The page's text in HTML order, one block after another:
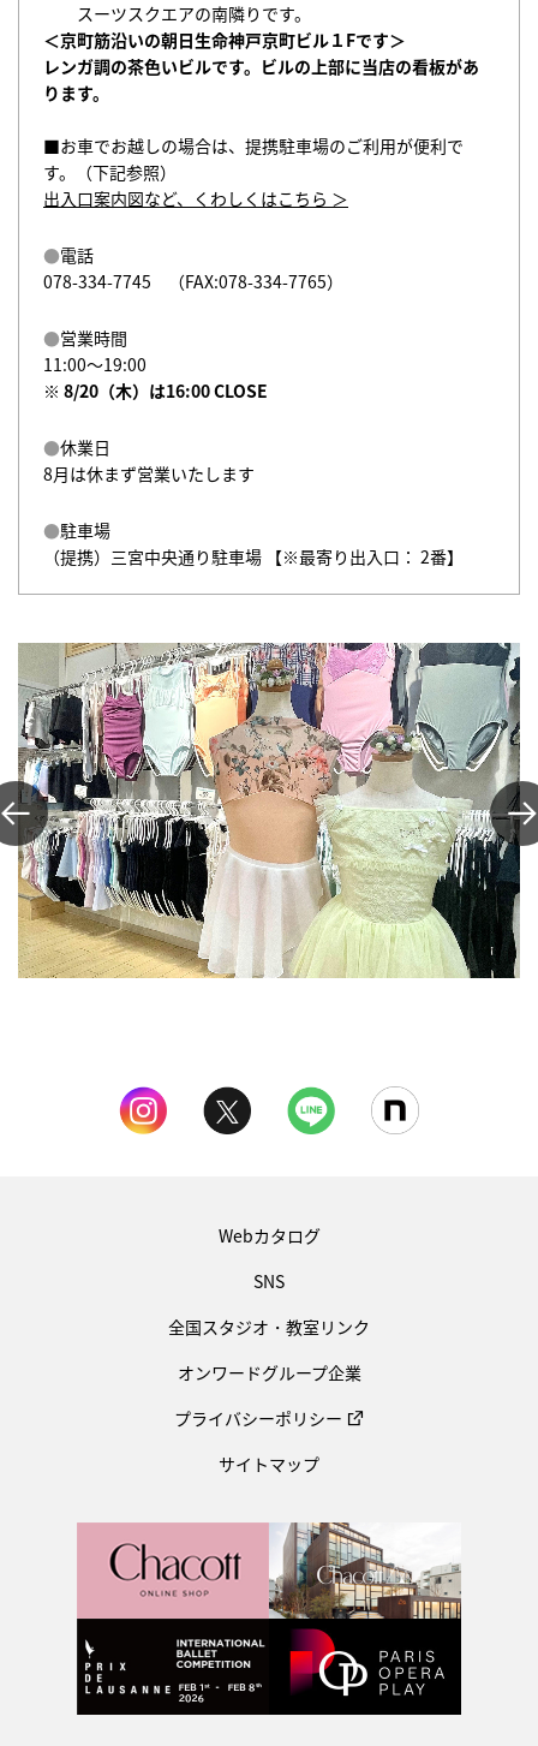
スーツスクエアの南隣りです。
＜京町筋沿いの朝日生命神戸京町ビル１Fです＞
レンガ調の茶色いビルです。ビルの上部に当店の看板があ
ります。
■お車でお越しの場合は、提携駐車場のご利用が便利で
す。（下記参照）
出入口案内図など、くわしくはこちら ＞
電話
078-334-7745 （FAX:078-334-7765）
営業時間
11:00〜19:00
※ 8/20（木）は16:00 CLOSE
休業日
8月は休まず営業いたします
駐車場
（提携）三宮中央通り駐車場 【※最寄り出入口： 2番】
Webカタログ
SNS
全国スタジオ・教室リンク
オンワードグループ企業
プライバシーポリシー
サイトマップ